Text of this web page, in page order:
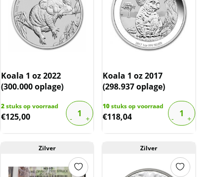
Koala 1 oz 2022
(300.000 oplage)
2stuks op voorraad
€125,00
Koala 1 oz 2017
(298.937 oplage)
10stuks op voorraad
€118,04
Zilver Zilver